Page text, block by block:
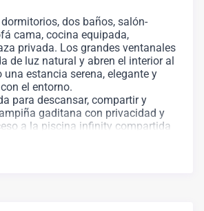
dos baños, salón-
cama, cocina equipada,
privada. Los grandes ventanales
de luz natural y abren el interior al
una estancia serena, elegante y
el entorno.
para descansar, compartir y
gaditana con privacidad y
a la piscina infinity compartida